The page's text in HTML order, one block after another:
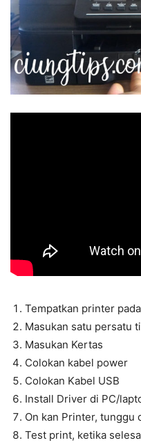
Tempatkan printer
Masukan satu persatu
Masukan Kertas
Colokan kabel power
Colokan Kabel USB
Install Driver di PC/
On kan Printer, tunggu
Test print, ketika